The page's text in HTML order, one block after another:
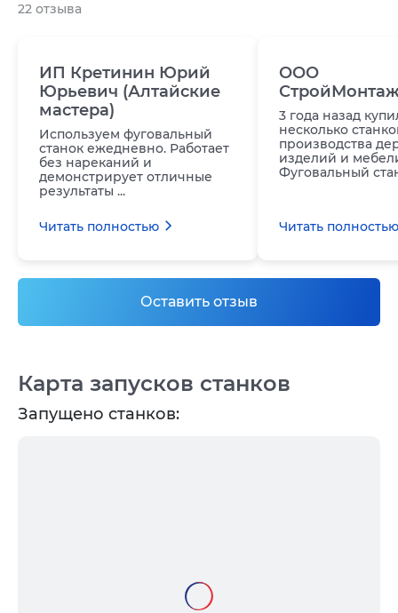
Карта запусков станков
Запущено станков:
22 отзыва
ИП Кретинин Юрий
Юрьевич (Алтайские
мастера)
Используем фуговальный
станок ежедневно. Работает
без нареканий и
демонстрирует отличные
результаты ...
Читать полностью
ООО
3 года назад
несколько
производства
изделий и
Фуговальный
Читать полностью
Оставить отзыв